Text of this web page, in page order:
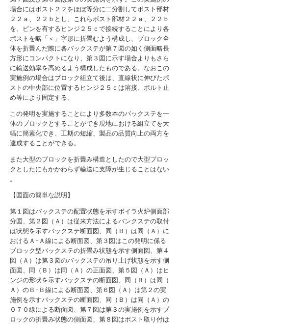
場合にはポスト２２をほぼ等分に二分割してポスト部材
２２ａ、２２ｂとし、これらボスト部材２２ａ、２２ｂ
を、ピンを有するヒンジ２５ｃで接続することにより各
ポストを略「＜」字形に折畳むよう構成し、ブロック全
体を折畳んだ際に各バックステが第７図の如く側面略長
方形にコンパクトになり、第３図に示す場合よりもさら
に輸送効率を高めるよう構成したものである。なおこの
実施例の場合はブロック組立て後は、直線状に伸びたポ
ストの中央部に位置するヒンジ２５ｃは溶接、ボルト止
め等により固定する。
この発明を実施することにより多数本のバックステを一
体のブロックとすることができ現地における組立てを大
幅に簡素化でき、工期の短縮、製品の品質向上の両方を
達成することができる。
また大型のブロックを折畳み構造としたので大型ブロッ
クとしたにもかかわらず輸送に支障が生じることはない
。
【図面の簡単な説明】
第１図はバックステの配置状態を示すボイラ火炉側面部
分図、第２図（Ａ）は従来方法によるバンクステの取付
は状態を示すバックステ断面図、同（Ｂ）は同（Ａ）に
おけるＡ−Ａ線による断面図、第３図はこの発明に係る
ブロック型バックステの折畳み状態を示す側面図、第４
図（Ａ）は第３図のバックステの吊り上げ状態を示す側
面図、同（Ｂ）は同（Ａ）の正面図、第５図（Ａ）はヒ
ンジの形状を示すバックステの断面図、同（Ｂ）は同（
Ａ）のＢ−Ｂ線による断面図、第６図（Ａ）は第２の実
施例を示すバックステの断面図、同（Ｂ）は同（Ａ）の
０７０線による断面図、第７図は第３の実施例を示すブ
ロックの折畳み状態の側面図、第８図はポスト取り付は